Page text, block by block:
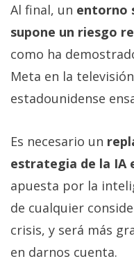
Al final, un entorno
supone un riesgo
como ha
Meta en la
estadounidense
Es necesario un
estrategia de la IA
apuesta por la
de cualquier
crisis, y será más
en darnos cuenta.